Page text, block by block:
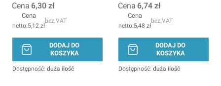
Cena 6,30 zł
Cena
5,12 zł
bez VAT
DODAJ DO
KOSZYKA
Dostępność: duża ilość
Cena 6,74 zł
Cena
5,48 zł
bez VAT
DODAJ DO
KOSZYKA
Dostępność: duża ilość